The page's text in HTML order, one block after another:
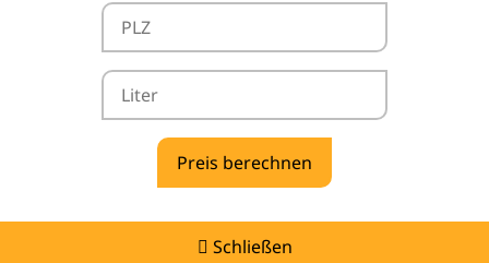
Schließen
Heizölpreise Neubörger -
vergleichen & günstig tanken